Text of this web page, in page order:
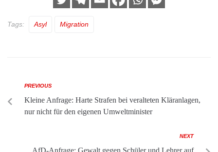
Tags: Asyl Migration
PREVIOUS
Kleine Anfrage: Harte Strafen bei veralteten Kläranlagen,
nur nicht für den eigenen Umweltminister
NEXT